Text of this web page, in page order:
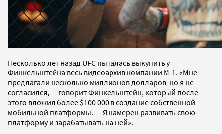
Несколько лет назад UFC пыталась выкупить у
Финкельштейна весь видеоархив компании М-1. «Мне
предлагали несколько миллионов долларов, но я не
согласился, — говорит Финкельштейн, который после
этого вложил более $100 000 в создание собственной
мобильной платформы. — Я намерен развивать свою
платформу и зарабатывать на ней».